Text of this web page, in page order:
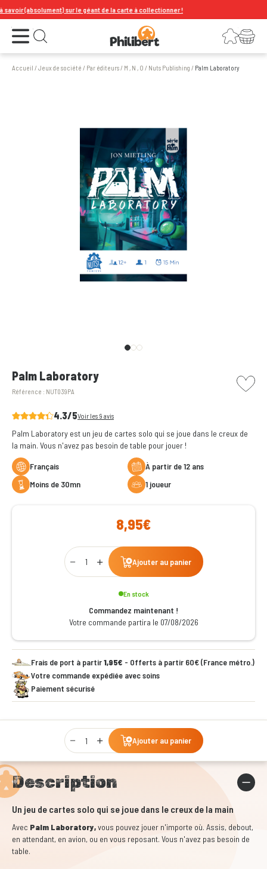
(absolument) sur le géant de la carte à collectionner !
Ouvrir le menu Ouvrir la recherche Connexion
Votre panier
Accueil /Jeux de société / Par éditeurs/ M , N , O / Nuts Publishing / Palm Laboratory
Palm Laboratory
Référence : NUT039PA
picto
4.3/5Voir les 9 avis
Palm Laboratory est un jeu de cartes solo qui se joue dans le creux de
la main. Vous n'avez pas besoin de table pour jouer !
Français
à partir de 12 ans
moins de 30mn
1 joueur
8,95€
Qty
Ajouter au panier
En stock
Commandez maintenant !
Votre commande partira le 07/08/2026
Frais de port à partir1,95€ - Offerts à partir 60€ (France métro.)
Votre commande expédiée avec soins
Paiement sécurisé
Qty
Ajouter au panier
Description
Un jeu de cartes solo qui se joue dans le creux de la main
Avec Palm Laboratory,vous pouvez jouer n'importe où. Assis, debout,
en attendant, en avion, ou en vous reposant. Vous n'avez pas besoin de
table.